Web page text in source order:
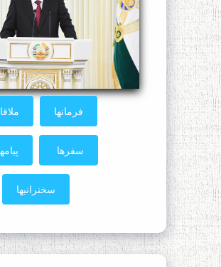
فرمانها
سفرها
سخنرانیها